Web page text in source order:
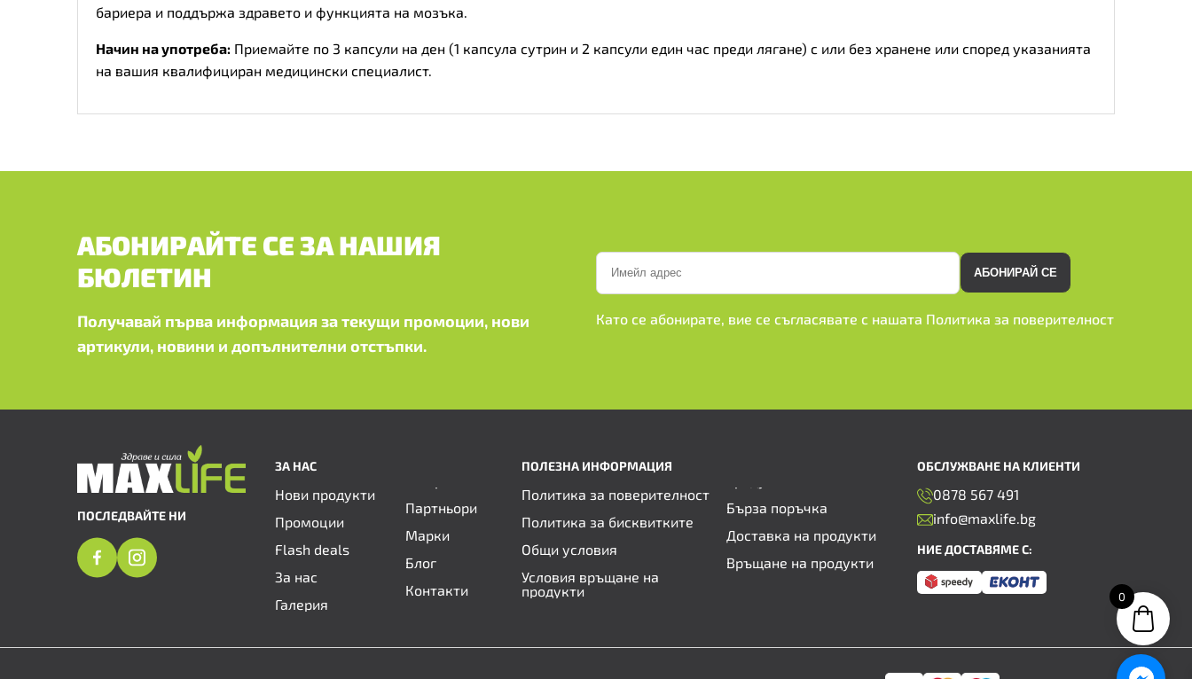
бариера и поддържа здравето и функцията на мозъка.
Начин на употреба: Приемайте по 3 капсули на ден (1 капсула сутрин и 2 капсули един час преди лягане) с или без хранене или според указанията
на вашия квалифициран медицински специалист.
АБОНИРАЙТЕ СЕ ЗА НАШИЯ
БЮЛЕТИН
Получавай първа информация за текущи промоции, нови
артикули, новини и допълнителни отстъпки.
АБОНИРАЙ СЕ
Като се абонирате, вие се съгласявате с нашата Политика за поверителност
ПОСЛЕДВАЙТЕ НИ
ЗА НАС
Нови продукти
Промоции
Flash deals
За нас
Галерия
Партньори
Марки
Блог
Контакти
ПОЛЕЗНА ИНФОРМАЦИЯ
Политика за поверителност
Политика за бисквитките
Общи условия
Условия връщане на
продукти
Бърза поръчка
Доставка на продукти
Връщане на продукти
ОБСЛУЖВАНЕ НА КЛИЕНТИ
0878 567 491
info@maxlife.bg
НИЕ ДОСТАВЯМЕ С:
0